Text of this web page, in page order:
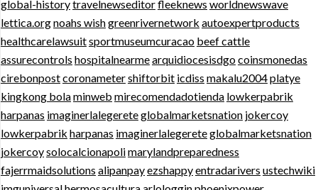
global-historytravelnewseditorfleeknews worldnewswave
lettica.orgnoahs wishgreenrivernetwork autoexpertproducts
healthcarelawsuitsportmuseumcuracao beef cattle
assurecontrols hospitalnearmearquidiocesisdgocoinsmonedas
cirebonpostcoronametershiftorbit icdiss makalu2004platye
kingkong bolaminweb mirecomendadotienda lowkerpabrik
harpanas imaginerlalegereteglobalmarketsnation jokercoy
lowkerpabrik harpanas imaginerlalegereteglobalmarketsnation
jokercoysolocalcionapolimarylandpreparedness
fajerrmaidsolutions alipanpayezshappyentradarivers ustechwiki